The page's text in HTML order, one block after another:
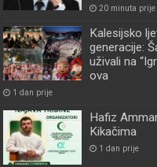
20 minuta prije
Kalesijsko
generacije:
uživali na
ova
1 dan prije
Hafiz
Kikačima
1 dan prije